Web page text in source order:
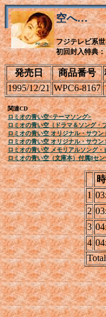
空へ…
フジテレビ系
初回封入特典
発売日 商品番号
1995/12/21 WPC6-8167
関連CD
ロミオの青い空<テーマソング>
ロミオの青い空（ドラマ＆ソング・
ロミオの青い空 オリジナル・サウ
ロミオの青い空 オリジナル・サウ
ロミオの青い空 メモリアルソング
ロミオの青い空（文庫本）付属8セン
1
2
3
4